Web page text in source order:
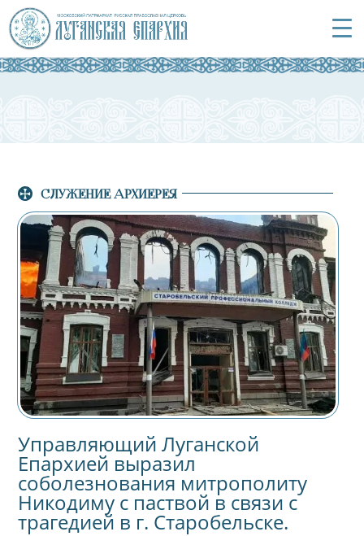
СЛУЖЕНИЕ АРХИЕРЕЯ
Управляющий Луганской
Епархией выразил
соболезнования митрополиту
Никодиму с паствой в связи с
трагедией в г. Старобельске.